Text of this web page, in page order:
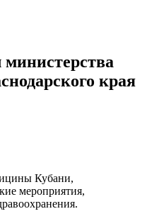
края
Кубани,
мероприятия,